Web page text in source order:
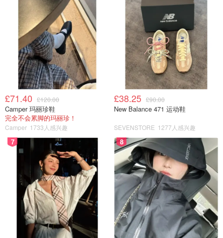
而且价格比较亲民，外边一杯奶茶的钱，在家可以做十杯，
实现奶茶自由！
£71.40 £120.00
Camper 玛丽珍鞋
完全不会累脚的玛丽珍！
Camper 1733人感兴趣
£38.25 £90.00
New Balance 471 运动鞋
SEVENSTORE 1277人感兴趣
7 8